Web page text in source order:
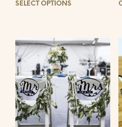
SELECT OPTIONS
Ce
Les
sur